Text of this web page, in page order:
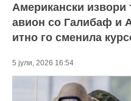
Американски извори
авион со Галибаф и
итно го сменила
5 јули, 2026 16:54